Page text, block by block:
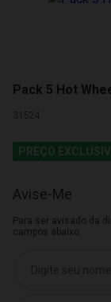
Pack 5 Hot
31524
PREÇO
Avise-Me
Para ser avisado da
campos abaixo.